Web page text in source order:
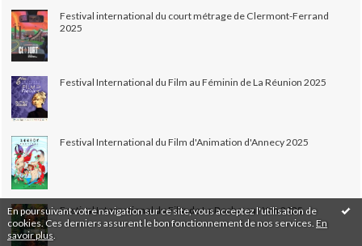
En poursuivant votre navigation sur ce site, vous acceptez l'utilisation de
cookies. Ces derniers assurent le bon fonctionnement de nos services. En
savoir plus
Festival international du court métrage de Clermont-Ferrand
2025
Festival International du Film au Féminin de La Réunion 2025
Festival International du Film d'Animation d'Annecy 2025
Festival International du Film de La Roche-sur-Yon 2025